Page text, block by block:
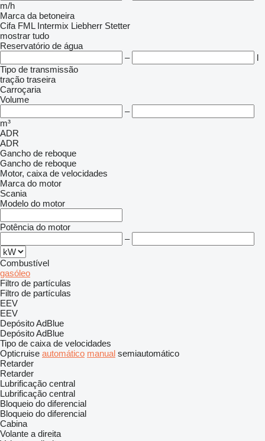
m/h
Marca da betoneira
Cifa FML Intermix Liebherr Stetter
mostrar tudo
Reservatório de água
–
l
Tipo de transmissão
tração traseira
Carroçaria
Volume
–
m³
ADR
ADR
Gancho de reboque
Gancho de reboque
Motor, caixa de velocidades
Marca do motor
Scania
Modelo do motor
Potência do motor
–
Combustível
gasóleo
Filtro de partículas
Filtro de partículas
EEV
EEV
Depósito AdBlue
Depósito AdBlue
Tipo de caixa de velocidades
Opticruise automático manual semiautomático
Retarder
Retarder
Lubrificação central
Lubrificação central
Bloqueio do diferencial
Bloqueio do diferencial
Cabina
Volante a direita